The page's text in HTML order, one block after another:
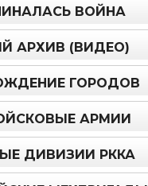
ВОЙНА
АРХИВ (ВИДЕО)
ГОРОДОВ
АРМИИ
ДИВИЗИИ РККА